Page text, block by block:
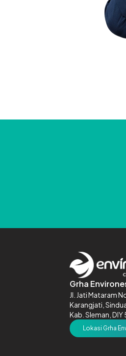
Grha
Jl. Jati Mataram
Karangjati,
Kab. Sleman,
Lokasi Grha